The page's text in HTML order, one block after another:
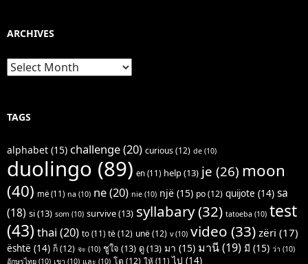
ARCHIVES
Archives
TAGS
alphabet (15) challenge(20) curious(12) de (10)
duolingo (89) en (11) help(13) je (26) moon
(40) më (11) na (10) ne(20) nie (10) një (15) po(12) quijote (14) sa
(18) si(13) som (10) survive(13) syllabary(32) tatoeba (10) test
(43) thai (20) to (11) të(12) unë(12) v(10) video (33) zëri (17)
është (14) ก็(12) จะ (10) ชูใจ (13) ดู(13) มา (15) มานี(19) มี (15) ว่า (10)
อักษรไทย (10) เขา (10) และ (10) โต (12) ให้ (11) ไป (14)